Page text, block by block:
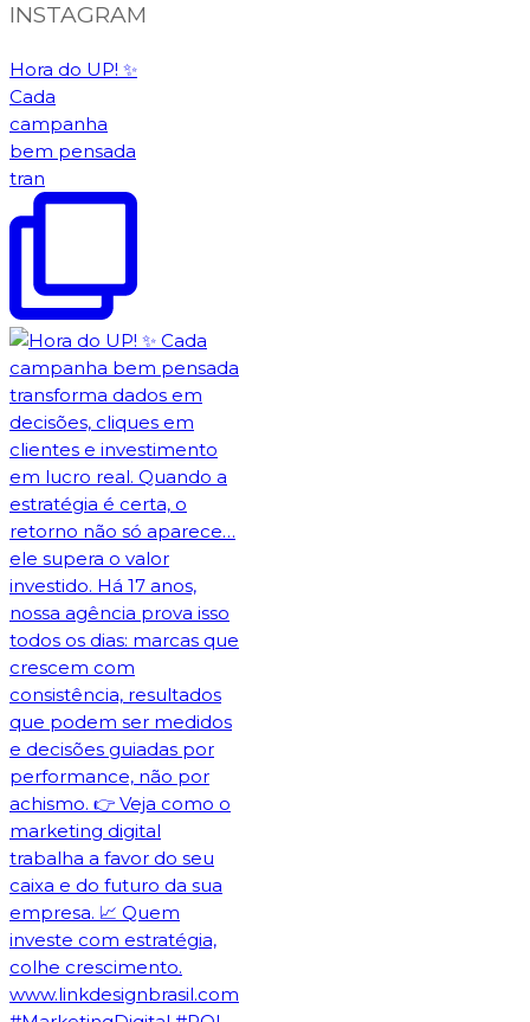
INSTAGRAM
Hora do UP! ✨️
Cada
campanha
bem pensada
tran